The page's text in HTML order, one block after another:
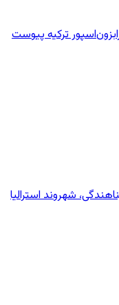
ترکیه پیوست
شهروند استرالیا